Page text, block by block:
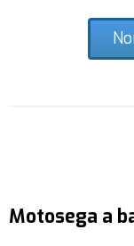
Motosega a